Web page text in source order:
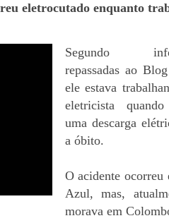
eletrocutado enquanto
Segundo
repassadas ao
ele estava
eletricista
uma descarga
a óbito.
O acidente ocorreu
Azul, mas,
morava em